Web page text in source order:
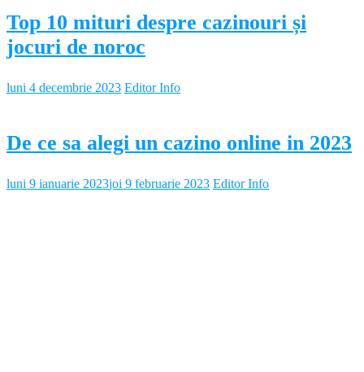
Top 10 mituri despre cazinouri și
jocuri de noroc
luni 4 decembrie 2023 Editor Info
De ce sa alegi un cazino online in 2023
luni 9 ianuarie 2023joi 9 februarie 2023 Editor Info